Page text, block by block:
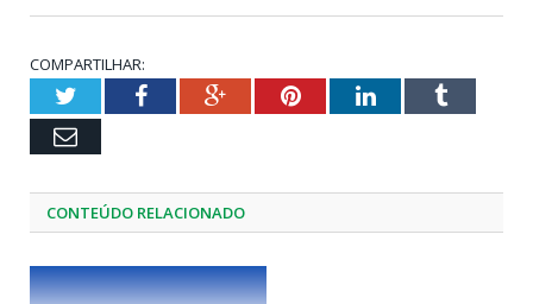
COMPARTILHAR:
TwitterFacebookGoogle+PinterestLinkedInTumblr
Email
CONTEÚDO RELACIONADO